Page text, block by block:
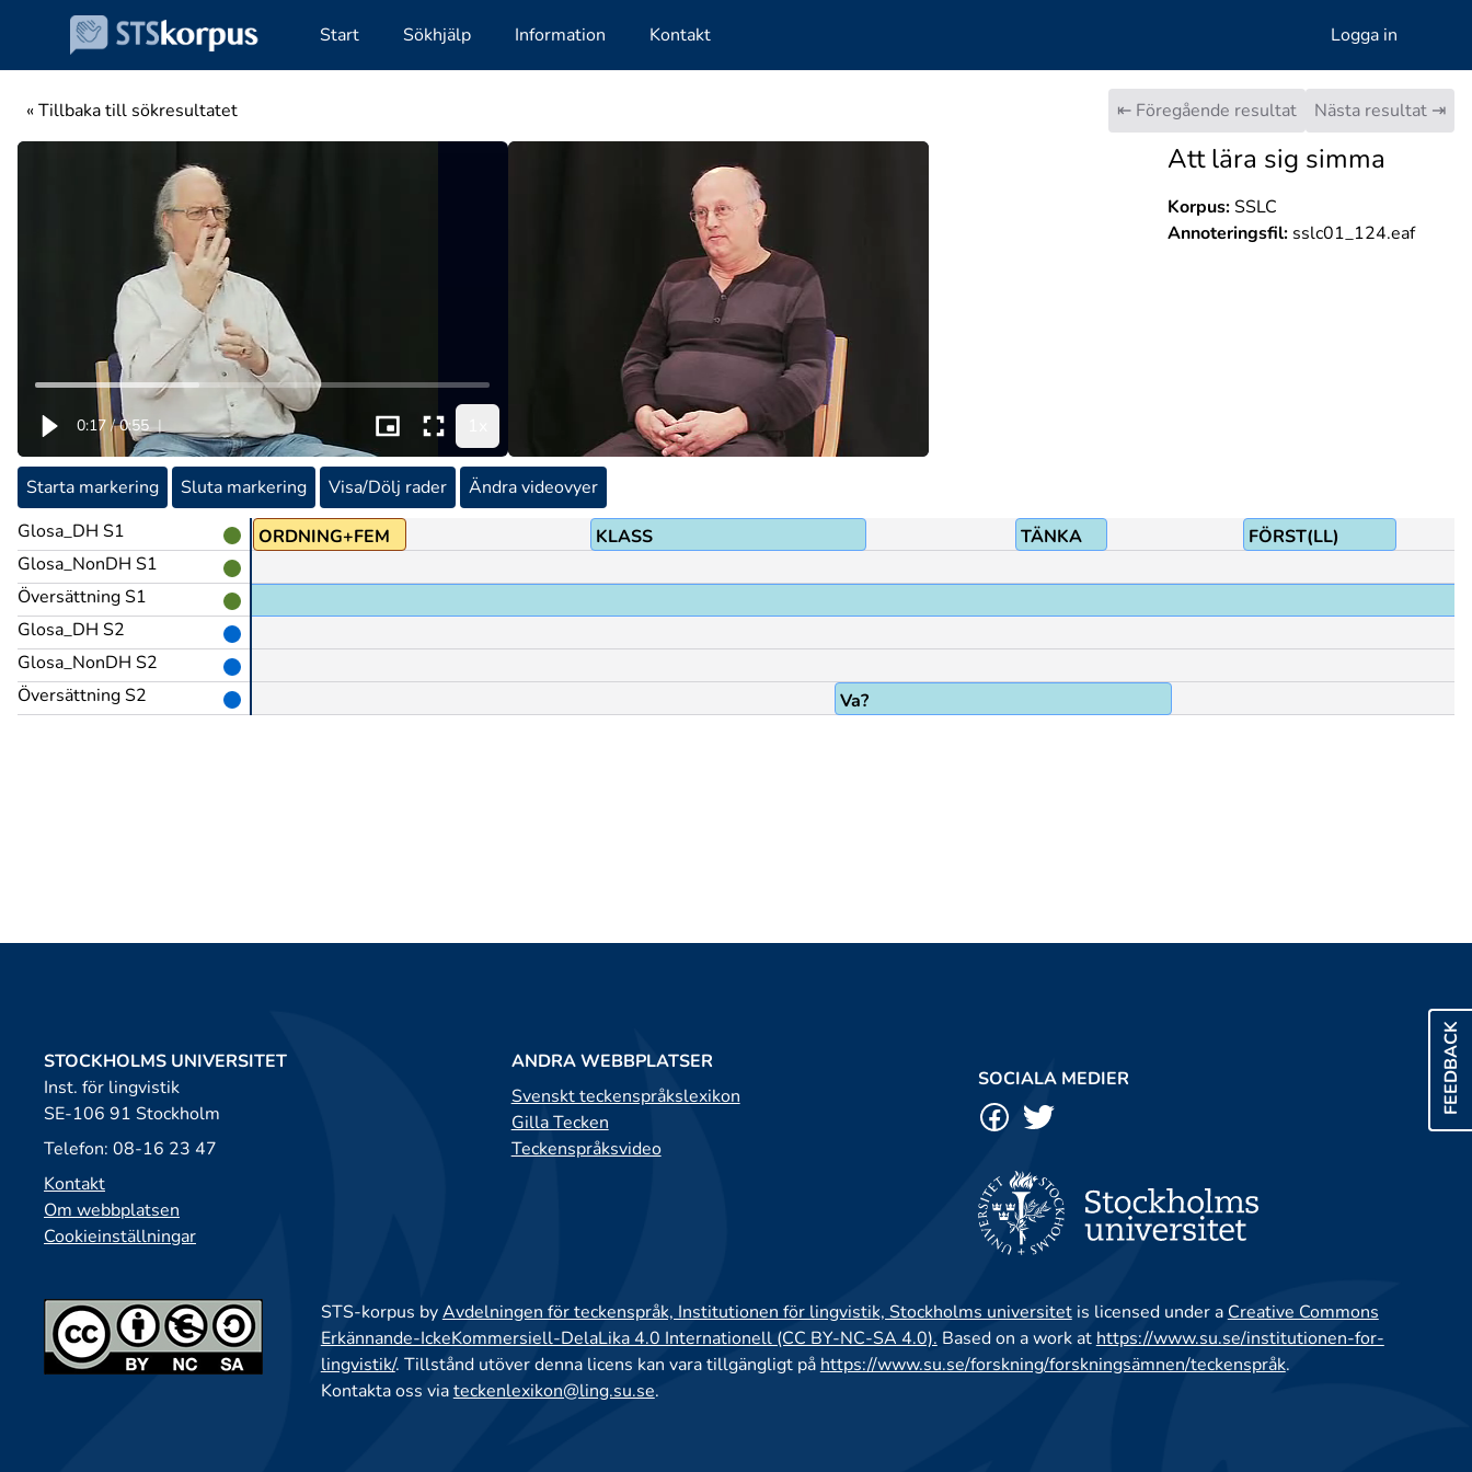
Start Sökhjälp Information Kontakt Logga in
« Tillbaka till sökresultatet ⇤ Föregående resultat Nästa resultat ⇥
0:17 / 0:55 |
Att lära sig simma
Korpus:SSLC
Annoteringsfil:sslc01_124.eaf
Starta markering Sluta markering Visa/Dölj rader
Ändra videovyer
Glosa_DH S1
Glosa_NonDH S1
Översättning S1
Glosa_DH S2
Glosa_NonDH S2
Översättning S2
ORDNING+FEM KLASS TÄNKA FÖRST(LL)
Va?
FEEDBACK
STOCKHOLMS UNIVERSITET
Inst. för lingvistik
SE-106 91 Stockholm
Telefon: 08-16 23 47
Kontakt
Om webbplatsen
Cookieinställningar
ANDRA WEBBPLATSER
Svenskt teckenspråkslexikon
Gilla Tecken
Teckenspråksvideo
SOCIALA MEDIER
STS-korpus byAvdelningen för teckenspråk, Institutionen för lingvistik, Stockholms universitetis licensed under a Creative Commons
Erkännande-IckeKommersiell-DelaLika 4.0 Internationell (CC BY-NC-SA 4.0). Based on a work at https://www.su.se/institutionen-for-
lingvistik/. Tillstånd utöver denna licens kan vara tillgängligt på https://www.su.se/forskning/forskningsämnen/teckenspråk.
Kontakta oss viateckenlexikon@ling.su.se.